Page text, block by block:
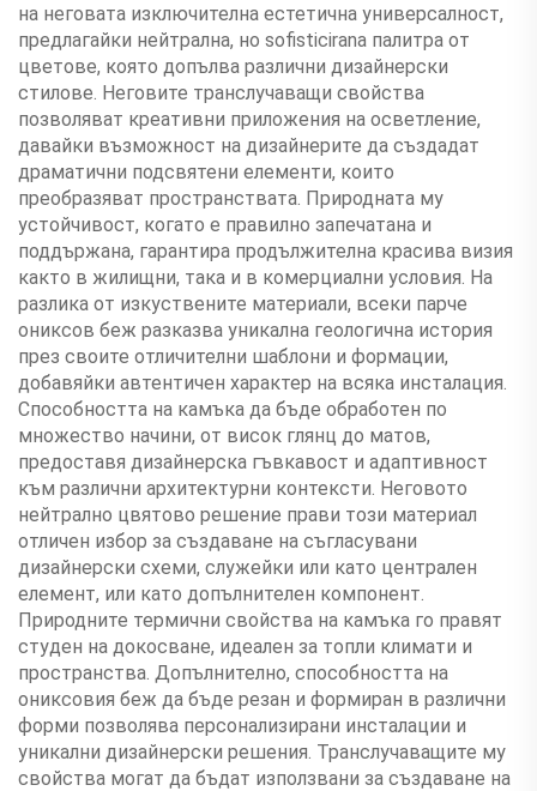
на неговата изключителна естетична универсалност,
предлагайки нейтрална, но sofisticirana палитра от
цветове, която допълва различни дизайнерски
стилове. Неговите транслучаващи свойства
позволяват креативни приложения на осветление,
давайки възможност на дизайнерите да създадат
драматични подсвятени елементи, които
преобразяват пространствата. Природната му
устойчивост, когато е правилно запечатана и
поддържана, гарантира продължителна красива визия
както в жилищни, така и в комерциални условия. На
разлика от изкуствените материали, всеки парче
ониксов беж разказва уникална геологична история
през своите отличителни шаблони и формации,
добавяйки автентичен характер на всяка инсталация.
Способността на камъка да бъде обработен по
множество начини, от висок глянц до матов,
предоставя дизайнерска гъвкавост и адаптивност
към различни архитектурни контексти. Неговото
нейтрално цвятово решение прави този материал
отличен избор за създаване на съгласувани
дизайнерски схеми, служейки или като централен
елемент, или като допълнителен компонент.
Природните термични свойства на камъка го правят
студен на докосване, идеален за топли климати и
пространства. Допълнително, способността на
ониксовия беж да бъде резан и формиран в различни
форми позволява персонализирани инсталации и
уникални дизайнерски решения. Транслучаващите му
свойства могат да бъдат използвани за създаване на